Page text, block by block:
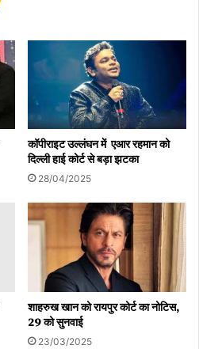
कॉपीराइट उल्लंघन में एआर रहमान को
दिल्ली हाई कोर्ट से बड़ा झटका
28/04/2025
शाहरुख खान को रायपुर कोर्ट का नोटिस,
29 को सुनवाई
23/03/2025